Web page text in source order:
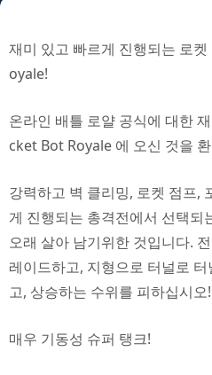
재미 있고 빠르게 진행되는 로
oyale!
온라인 배틀 로얄 공식에 대한
cket Bot Royale 에 오신 것을
강력하고 벽 클리밍, 로켓 점프,
게 진행되는 총격전에서 선택되
오래 살아 남기위한 것입니다.
레이드하고, 지형으로 터널로
고, 상승하는 수위를 피하십시오!
매우 기동성 슈퍼 탱크!